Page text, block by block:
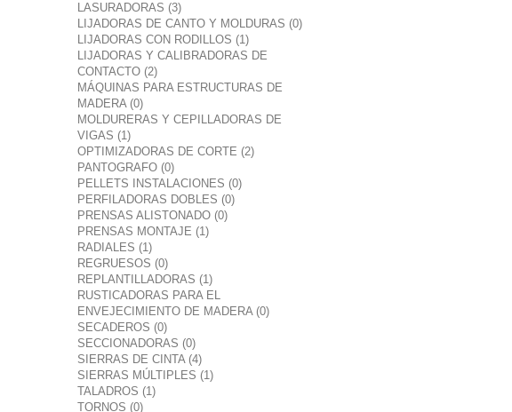
LASURADORAS (3)
LIJADORAS DE CANTO Y MOLDURAS (0)
LIJADORAS CON RODILLOS (1)
LIJADORAS Y CALIBRADORAS DE
CONTACTO (2)
MÁQUINAS PARA ESTRUCTURAS DE
MADERA (0)
MOLDURERAS Y CEPILLADORAS DE
VIGAS (1)
OPTIMIZADORAS DE CORTE (2)
PANTOGRAFO (0)
PELLETS INSTALACIONES (0)
PERFILADORAS DOBLES (0)
PRENSAS ALISTONADO (0)
PRENSAS MONTAJE (1)
RADIALES (1)
REGRUESOS (0)
REPLANTILLADORAS (1)
RUSTICADORAS PARA EL
ENVEJECIMIENTO DE MADERA (0)
SECADEROS (0)
SECCIONADORAS (0)
SIERRAS DE CINTA (4)
SIERRAS MÚLTIPLES (1)
TALADROS (1)
TORNOS (0)